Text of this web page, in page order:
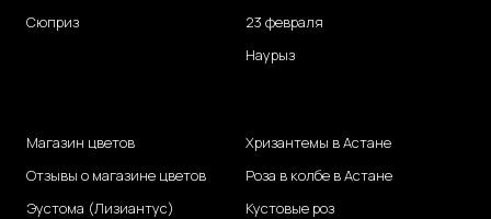
Сюприз
23 февраля
Наурыз
Магазин цветов
Отзывы о магазине цветов
Эустома (Лизиантус)
Хризантемы в Астане
Роза в колбе в Астане
Кустовые роз